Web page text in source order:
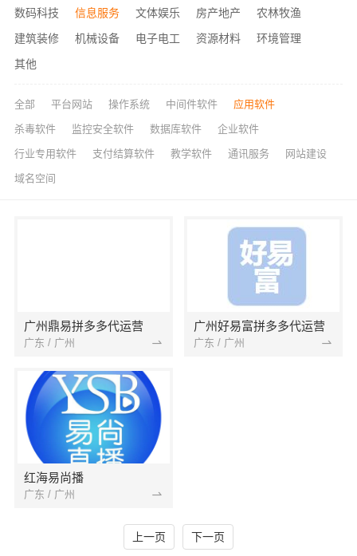
数码科技
信息服务 文体娱乐 房产地产
农林牧渔
建筑装修
机械设备 电子电工 资源材料
环境管理
其他
全部 平台网站 操作系统 中间件软件 应用软件
杀毒软件 监控安全软件 数据库软件 企业软件
行业专用软件 支付结算软件 教学软件 通讯服务 网站建设
域名空间
广州鼎易拼多多代运营
广东 / 广州
广州好易富拼多多代运营
广东 / 广州
红海易尚播
广东 / 广州
上一页 下一页